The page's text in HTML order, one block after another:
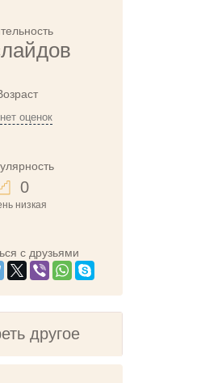
нет оценок
0
низкая
с друзьями
другое